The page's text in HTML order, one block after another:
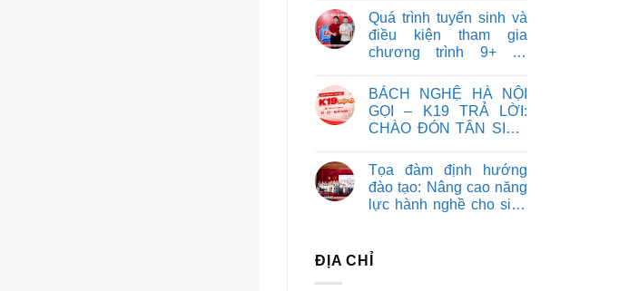
Quá trình tuyển sinh và
điều kiện tham gia
chương trình 9+ tại
BÁCH NGHỆ HÀ NỘI
GỌI – K19 TRẢ LỜI:
CHÀO ĐÓN TÂN SINH
NĂM HỌC 2026 – 2027
Tọa đàm định hướng
đào tạo: Nâng cao năng
lực hành nghề cho sinh
ĐỊA CHỈ